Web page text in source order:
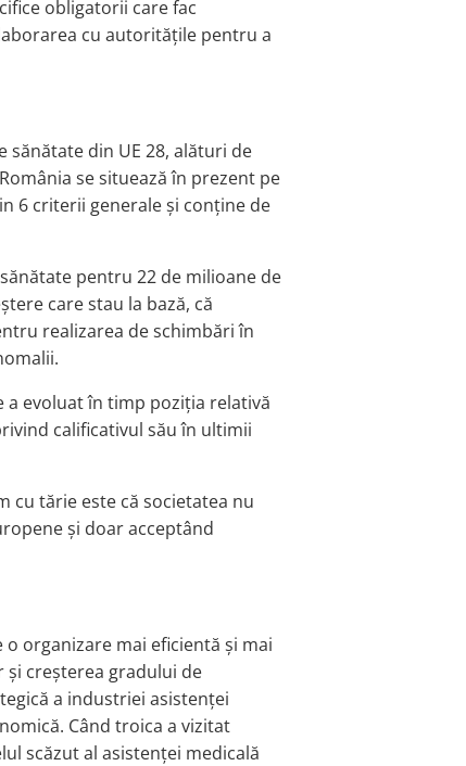
obligatorii care fac
cu autoritățile pentru a
sănătate din UE 28, alături de
se situează în prezent pe
6 criterii generale și conține de
pentru 22 de milioane de
care stau la bază, că
realizarea de schimbări în
a evoluat în timp poziția relativă
calificativul său în ultimii
cu tărie este că societatea nu
și doar acceptând
organizare mai eficientă și mai
și creșterea gradului de
a industriei asistenței
Când troica a vizitat
scăzut al asistenței medicală